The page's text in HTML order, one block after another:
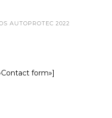
AUTOPROTEC 2022
form»]